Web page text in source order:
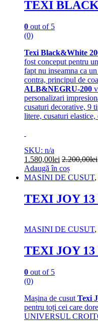
TEXI
0 out of 5
(0)
Texi Black&White
fost conceput pentru
fapt nu inseamna ca
contra, principul de
ALB&NEGRU-200
personalizari
cusaturi decorative, 9
litere, cusaturi elastice,
SKU: n/a
1.580,00lei 2.200,00lei
Adaugă în coș
MASINI DE CUSUT,
TEXI JOY
MASINI DE CUSUT,
TEXI JOY
0 out of 5
(0)
Mașina de cusut Texi
pentru toți cei care
UNIVERSUL